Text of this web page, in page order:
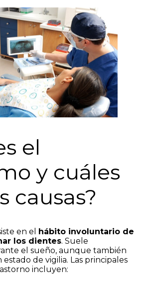
el
y cuáles
causas?
en el hábito involuntario de
los dientes. Suele
el sueño, aunque también
de vigilia. Las principales
incluyen: